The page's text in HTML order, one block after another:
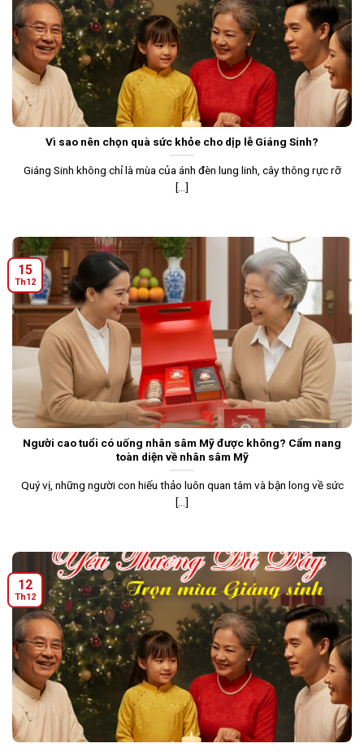
Vì sao nên chọn quà sức khỏe cho dịp lễ Giáng Sinh?
Giáng Sinh không chỉ là mùa của ánh đèn lung linh, cây thông rực rỡ
[...]
Người cao tuổi có uống nhân sâm Mỹ được không? Cẩm nang
toàn diện về nhân sâm Mỹ
Quý vị, những người con hiếu thảo luôn quan tâm và bận long về sức
[...]
15
Th12
12
Th12